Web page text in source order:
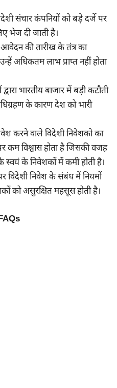
संचार कंपनियों को बड़े दर्जे पर
भेज दी जाती है।
आवेदन की तारीख के तंत्र का
अधिकतम लाभ प्राप्त नहीं होता
भारतीय बाजार में बड़ी कटौती
के कारण देश को भारी
करने वाले विदेशी निवेशको का
कम विश्वास होता है जिसकी वजह
स्वयं के निवेशकों में कमी होती है।
विदेशी निवेश के संबंध में नियमों
को असुरक्षित महसूस होती है।